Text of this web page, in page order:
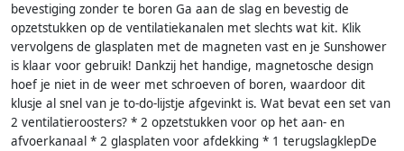
bevestiging zonder te boren Ga aan de slag en bevestig de
opzetstukken op de ventilatiekanalen met slechts wat kit. Klik
vervolgens de glasplaten met de magneten vast en je Sunshower
is klaar voor gebruik! Dankzij het handige, magnetosche design
hoef je niet in de weer met schroeven of boren, waardoor dit
klusje al snel van je to-do-lijstje afgevinkt is. Wat bevat een set van
2 ventilatieroosters? * 2 opzetstukken voor op het aan- en
afvoerkanaal * 2 glasplaten voor afdekking * 1 terugslagklepDe